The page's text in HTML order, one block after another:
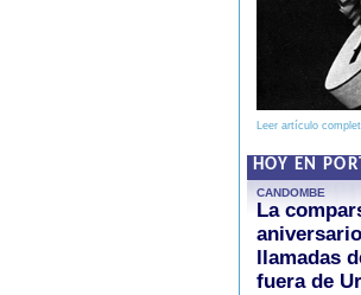
Leer artículo
HOY EN
CANDOMBE
La
llamadas
fuera de